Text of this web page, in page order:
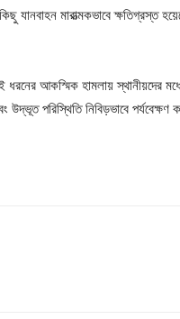
যানবাহন মারাত্মকভাবে ক্ষতিগ্রস্ত
আকস্মিক হামলায় স্থানীয়দের
উদ্ভূত পরিস্থিতি নিবিড়ভাবে পর্যবেক্ষণ